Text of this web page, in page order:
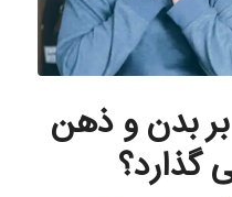
بدن و ذهن
گذارد؟